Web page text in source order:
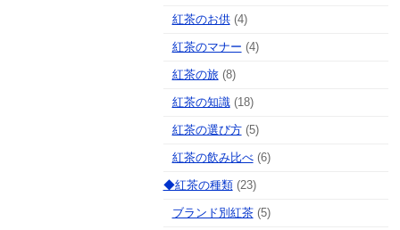
紅茶のお供(4)
紅茶のマナー (4)
紅茶の旅(8)
紅茶の知識(18)
紅茶の選び方(5)
紅茶の飲み比べ(6)
◆紅茶の種類(23)
ブランド別紅茶(5)